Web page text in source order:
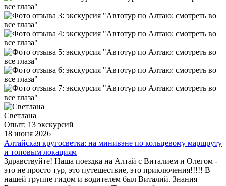
Светлана
Опыт: 13 экскурсий
18 июня 2026
Алтайская кругосветка: на минивэне по кольцевому маршруту
и топовым локациям
Здравствуйте! Наша поездка на Алтай с Виталием и Олегом -
это не просто тур, это путешествие, это приключения!!!!! В
нашей группе гидом и водителем был Виталий. Знания